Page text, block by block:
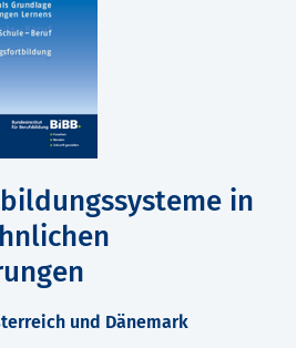
in
und Dänemark